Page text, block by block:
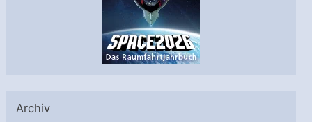
Archiv